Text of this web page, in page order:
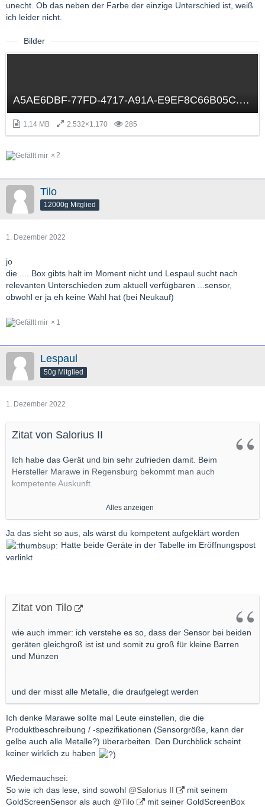
unecht. Ob das neben der Farbe der einzige Unterschied ist, weiß
ich leider nicht.
Bilder
A5AE6DBF-77FD-4717-A91A-E9EF8C66B05C.png
1,14 MB 2.532×1.170 285
2
Tilo
12000g Mitglied
1. Dezember 2022
jo
die .....Box gibts halt im Moment nicht und Lespaul sucht nach
relevanten Unterschieden zum aktuell verfügbaren ...sensor,
obwohl er ja eh keine Wahl hat (bei Neukauf)
1
Lespaul
50g Mitglied
1. Dezember 2022
Zitat von Salorius II
Ich habe das Gerät und bin sehr zufrieden damit. Beim
Hersteller Marawe in Regensburg bekommt man auch
kompetente Auskunft.
...
Warum redest Du immer von „beiden Geräten“???
Alles anzeigen
Ja das sieht so aus, als wärst du kompetent aufgeklärt worden
Hatte beide Geräte in der Tabelle im Eröffnungspost
verlinkt
Zitat von Tilo
wie auch immer: ich verstehe es so, dass der Sensor bei beiden
geräten gleichgroß ist ist und somit zu groß für kleine Barren
und Münzen
und der misst alle Metalle, die draufgelegt werden
Ich denke Marawe sollte mal Leute einstellen, die die
Produktbeschreibung / -spezifikationen (Sensorgröße, kann der
gelbe auch alle Metalle?) überarbeiten. Den Durchblick scheint
keiner wirklich zu haben
Wiedemauchsei:
So wie ich das lese, sind sowohl @Salorius II
mit seinem
GoldScreenSensor als auch @Tilo
mit seiner GoldScreenBox